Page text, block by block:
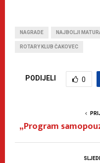
NAGRADE NAJBOLJI
ROTARY KLUB ČAKOVEC
PODIJELI 0
„Program